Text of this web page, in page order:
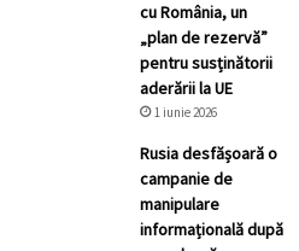
cu România, un
„plan de rezervă”
pentru susținătorii
aderării la UE
1 iunie 2026
Rusia desfășoară o
campanie de
manipulare
informațională după